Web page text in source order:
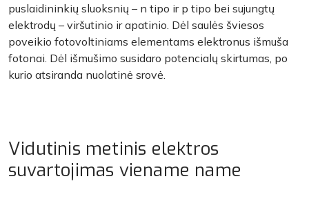
puslaidininkių sluoksnių – n tipo ir p tipo bei sujungtų
elektrodų – viršutinio ir apatinio. Dėl saulės šviesos
poveikio fotovoltiniams elementams elektronus išmuša
fotonai. Dėl išmušimo susidaro potencialų skirtumas, po
kurio atsiranda nuolatinė srovė.
Vidutinis metinis elektros
suvartojimas viename name